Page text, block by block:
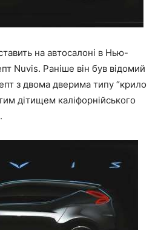
на автосалоні в Нью-
Nuvis. Раніше він був відомий
з двома дверима типу “крило
дітищем каліфорнійського